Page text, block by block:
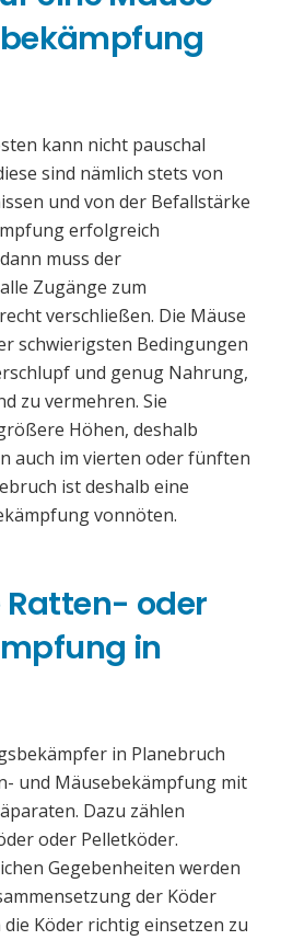
kann nicht pauschal
sind nämlich stets von
und von der Befallstärke
erfolgreich
muss der
Zugänge zum
verschließen. Die Mäuse
schwierigsten Bedingungen
und genug Nahrung,
zu vermehren. Sie
Höhen, deshalb
auch im vierten oder fünften
ist deshalb eine
vonnöten.
Ratten- oder
in
in Planebruch
und Mäusebekämpfung mit
Dazu zählen
oder Pelletköder.
Gegebenheiten werden
der Köder
Köder richtig einsetzen zu